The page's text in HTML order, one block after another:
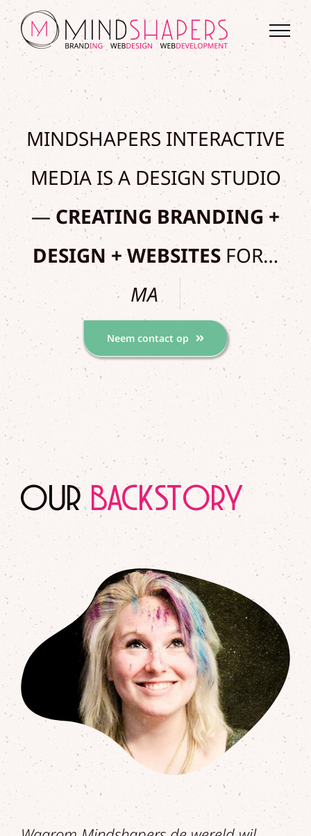
Ga
naar
inhoud
MINDSHAPERS INTERACTIVE
MEDIA IS A DESIGN STUDIO
—CREATING BRANDING +
DESIGN + WEBSITESFOR…
Neem contact op
OURBACKSTORY